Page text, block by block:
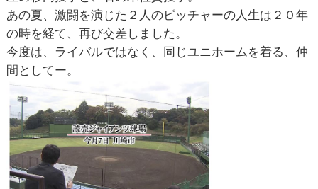
あの夏、激闘を演じた２人のピッチャーの人生は２０年
の時を経て、再び交差しました。
今度は、ライバルではなく、同じユニホームを着る、仲
間としてー。